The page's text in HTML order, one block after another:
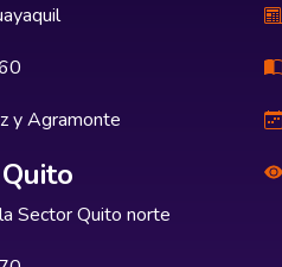
y Agramonte
Quito
Sector Quito norte